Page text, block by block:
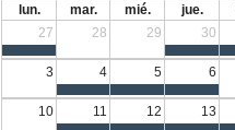
lun. mar. mié. jue.
27
28 29 30
3 4 5 6
10 11 12 13